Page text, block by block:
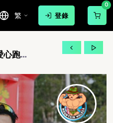
繁 登錄
0
心跑 2024 活
第六屆，由過往五
2024 - DinDong 賀年
心跑